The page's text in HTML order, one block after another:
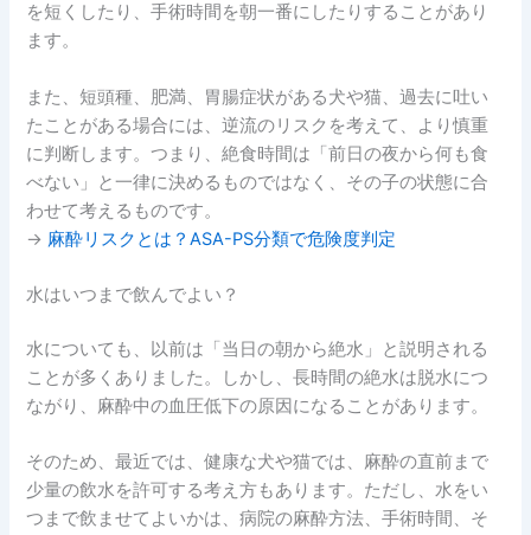
を短くしたり、手術時間を朝一番にしたりすることがあり
ます。
また、短頭種、肥満、胃腸症状がある犬や猫、過去に吐い
たことがある場合には、逆流のリスクを考えて、より慎重
に判断します。つまり、絶食時間は「前日の夜から何も食
べない」と一律に決めるものではなく、その子の状態に合
わせて考えるものです。
→ 麻酔リスクとは？ASA-PS分類で危険度判定
水はいつまで飲んでよい？
水についても、以前は「当日の朝から絶水」と説明される
ことが多くありました。しかし、長時間の絶水は脱水につ
ながり、麻酔中の血圧低下の原因になることがあります。
そのため、最近では、健康な犬や猫では、麻酔の直前まで
少量の飲水を許可する考え方もあります。ただし、水をい
つまで飲ませてよいかは、病院の麻酔方法、手術時間、そ